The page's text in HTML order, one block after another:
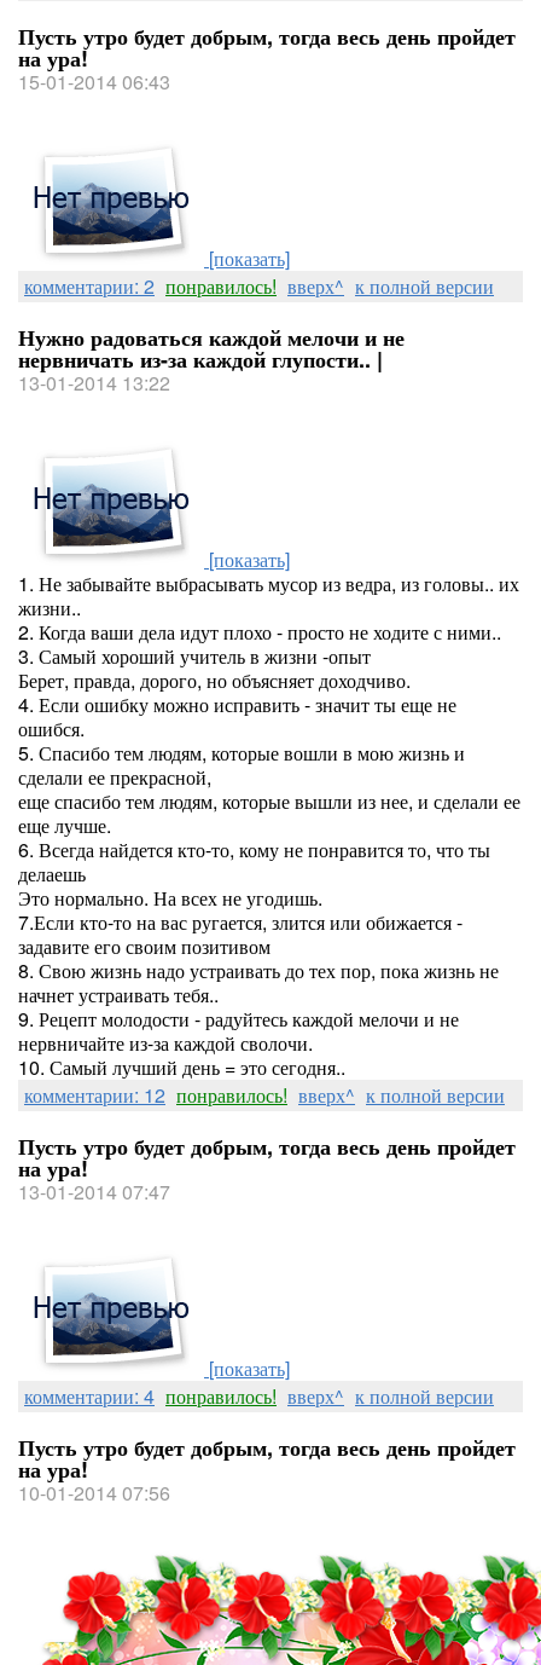
Пусть утро будет добрым, тогда весь день пройдет
на ура!
15-01-2014 06:43
[показать]
комментарии: 2 понравилось! вверх^ к полной версии
Нужно радоваться каждой мелочи и не
нервничать из-за каждой глупости.. |
13-01-2014 13:22
[показать]
1. Не забывайте выбрасывать мусор из ведра, из головы.. их
жизни..
2. Когда ваши дела идут плохо - просто не ходите с ними..
3. Самый хороший учитель в жизни -опыт
Берет, правда, дорого, но объясняет доходчиво.
4. Если ошибку можно исправить - значит ты еще не
ошибся.
5. Спасибо тем людям, которые вошли в мою жизнь и
сделали ее прекрасной,
еще спасибо тем людям, которые вышли из нее, и сделали ее
еще лучше.
6. Всегда найдется кто-то, кому не понравится то, что ты
делаешь
Это нормально. На всех не угодишь.
7.Если кто-то на вас ругается, злится или обижается -
задавите его своим позитивом
8. Свою жизнь надо устраивать до тех пор, пока жизнь не
начнет устраивать тебя..
9. Рецепт молодости - радуйтесь каждой мелочи и не
нервничайте из-за каждой сволочи.
10. Самый лучший день = это сегодня..
комментарии: 12 понравилось! вверх^ к полной версии
Пусть утро будет добрым, тогда весь день пройдет
на ура!
13-01-2014 07:47
[показать]
комментарии: 4 понравилось! вверх^ к полной версии
Пусть утро будет добрым, тогда весь день пройдет
на ура!
10-01-2014 07:56